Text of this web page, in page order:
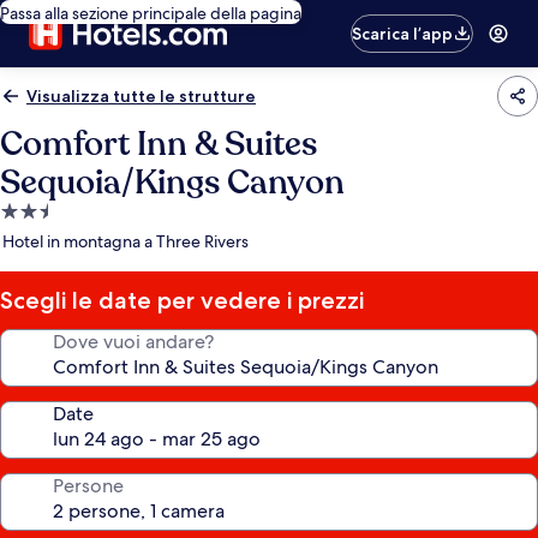
Passa alla sezione principale della pagina
Scarica l’app
Visualizza tutte le strutture
Comfort Inn & Suites
Sequoia/Kings Canyon
Struttura
a
stelle
Hotel in montagna a Three Rivers
Scegli le date per vedere i prezzi
Dove vuoi andare?
Date
Persone